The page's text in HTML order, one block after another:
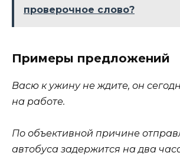
проверочное слово?
Примеры предложений
Васю к ужину не ждите, он
на работе.
По объективной причине
автобуса задержится на два